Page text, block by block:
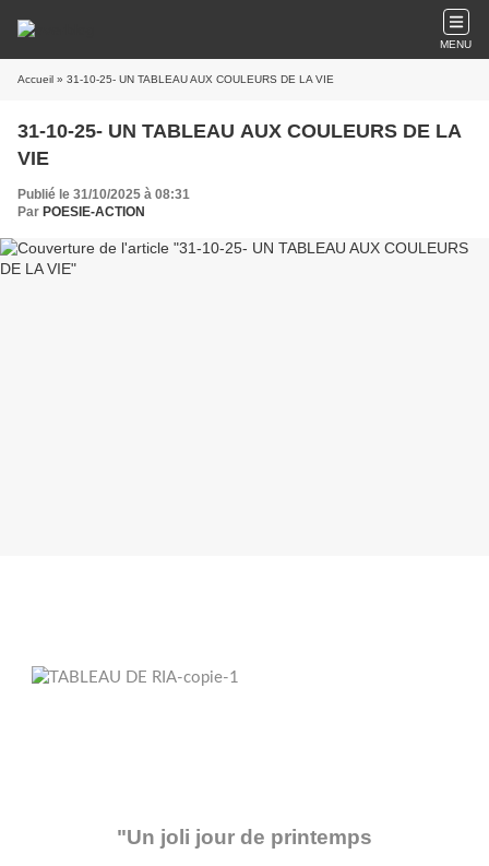
MENU
Accueil » 31-10-25- UN TABLEAU AUX COULEURS DE LA VIE
31-10-25- UN TABLEAU AUX COULEURS DE LA
VIE
Publié le 31/10/2025 à 08:31
Par POESIE-ACTION
"Un joli jour de printemps